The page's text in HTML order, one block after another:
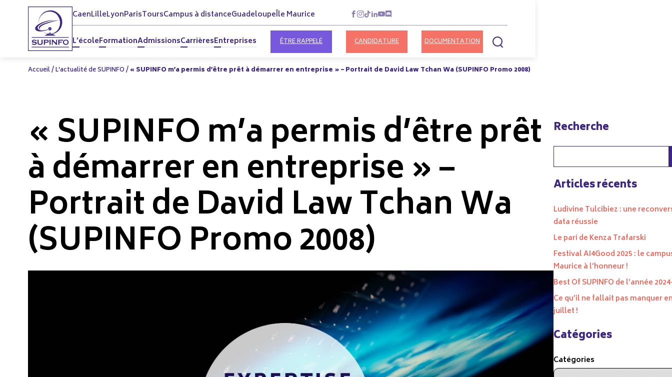
CaenLilleLyonParisToursCampus à distanceGuadeloupeÎle Maurice
L’écoleFormationAdmissionsCarrièresEntreprises ÊTRE RAPPELÉ CANDIDATURE DOCUMENTATION
Accueil/L’actualité de SUPINFO/« SUPINFO m’a permis d’être prêt à démarrer en entreprise » – Portrait de David Law Tchan Wa (SUPINFO Promo 2008)
« SUPINFO m’a permis d’être prêt
à démarrer en entreprise » –
Portrait de David Law Tchan Wa
(SUPINFO Promo 2008)
Recherche
Articles récents
Ludivine Tulcibiez : une
data réussie
Le pari de Kenza Trafarski
Festival AI4Good 2025 : le
Maurice à l’honneur !
Best Of SUPINFO de l’année
Ce qu’il ne fallait pas manquer
juillet !
Catégories
Catégories